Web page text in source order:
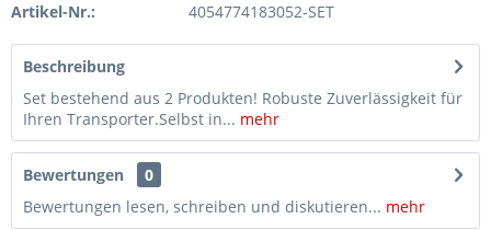
Artikel-Nr.: 4054774183052-SET
Beschreibung
Set bestehend aus 2 Produkten! Robuste Zuverlässigkeit für
Ihren Transporter.Selbst in... mehr
Bewertungen
0
Bewertungen lesen, schreiben und diskutieren... mehr